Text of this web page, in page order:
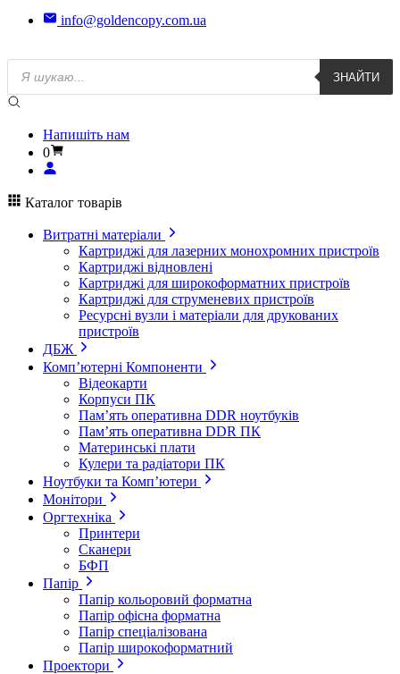
info@goldencopy.com.ua
Пошук
товарів
ЗНАЙТИ
Напишіть нам
0
Каталог товарів
Витратні матеріали
Картриджі для лазерних монохромних пристроїв
Картриджі відновлені
Картриджі для широкоформатних пристроїв
Картриджі для струменевих пристроїв
Ресурсні вузли і матеріали для друкованих
пристроїв
ДБЖ
Комп’ютерні Компоненти
Відеокарти
Корпуси ПК
Пам’ять оперативна DDR ноутбуків
Пам’ять оперативна DDR ПК
Материнські плати
Кулери та радіатори ПК
Ноутбуки та Комп’ютери
Монітори
Оргтехніка
Принтери
Сканери
БФП
Папір
Папір кольоровий форматна
Папір офісна форматна
Папір спеціалізована
Папір широкоформатний
Проектори